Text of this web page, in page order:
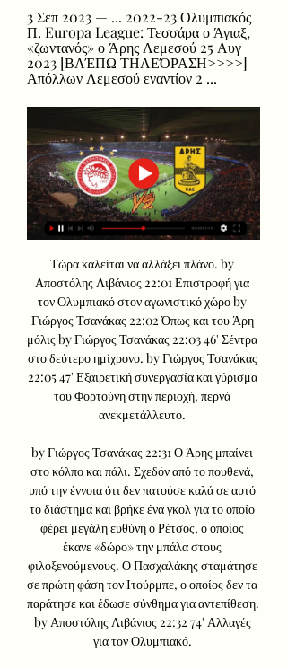
3 Σεπ 2023 — ... 2022-23 Ολυμπιακός
Π. Europa League: Τεσσάρα ο Άγιαξ,
«ζωντανός» ο Άρης Λεμεσού 25 Αυγ
2023 [ΒΛΈΠΩ ΤΗΛΕΌΡΑΣΗ>>>>]
Απόλλων Λεμεσού εναντίον 2 ...
Τώρα καλείται να αλλάξει πλάνο. by
Αποστόλης Λιβάνιος 22:01 Επιστροφή για
τον Ολυμπιακό στον αγωνιστικό χώρο by
Γιώργος Τσανάκας 22:02 Όπως και του Άρη
μόλις by Γιώργος Τσανάκας 22:03 46' Σέντρα
στο δεύτερο ημίχρονο. by Γιώργος Τσανάκας
22:05 47' Εξαιρετική συνεργασία και γύρισμα
του Φορτούνη στην περιοχή, περνά
ανεκμετάλλευτο.
by Γιώργος Τσανάκας 22:31 Ο Άρης μπαίνει
στο κόλπο και πάλι. Σχεδόν από το πουθενά,
υπό την έννοια ότι δεν πατούσε καλά σε αυτό
το διάστημα και βρήκε ένα γκολ για το οποίο
φέρει μεγάλη ευθύνη ο Ρέτσος, ο οποίος
έκανε «δώρο» την μπάλα στους
φιλοξενούμενους. Ο Πασχαλάκης σταμάτησε
σε πρώτη φάση τον Ιτούρμπε, ο οποίος δεν τα
παράτησε και έδωσε σύνθημα για αντεπίθεση.
by Αποστόλης Λιβάνιος 22:32 74' Αλλαγές
για τον Ολυμπιακό.